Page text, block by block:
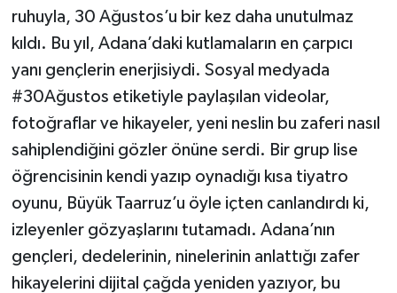
ruhuyla, 30 Ağustos’u bir kez daha unutulmaz
kıldı. Bu yıl, Adana’daki kutlamaların en çarpıcı
yanı gençlerin enerjisiydi. Sosyal medyada
#30Ağustos etiketiyle paylaşılan videolar,
fotoğraflar ve hikayeler, yeni neslin bu zaferi nasıl
sahiplendiğini gözler önüne serdi. Bir grup lise
öğrencisinin kendi yazıp oynadığı kısa tiyatro
oyunu, Büyük Taarruz’u öyle içten canlandırdı ki,
izleyenler gözyaşlarını tutamadı. Adana’nın
gençleri, dedelerinin, ninelerinin anlattığı zafer
hikayelerini dijital çağda yeniden yazıyor, bu